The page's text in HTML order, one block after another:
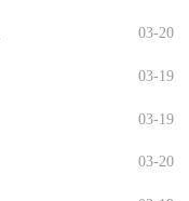
03-20
03-19
03-19
03-20